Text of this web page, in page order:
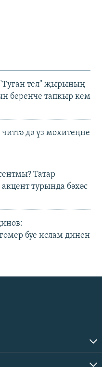
тел" җырының
беренче тапкыр кем
дә үз мохитеңне
Татар
турында бәхәс
буе ислам динен